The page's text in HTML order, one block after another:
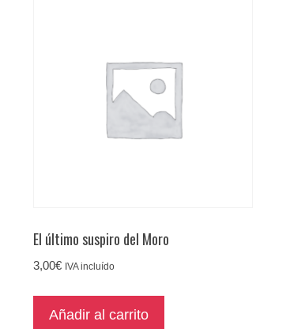
El último suspiro del Moro
3,00€ IVA incluído
Añadir al carrito